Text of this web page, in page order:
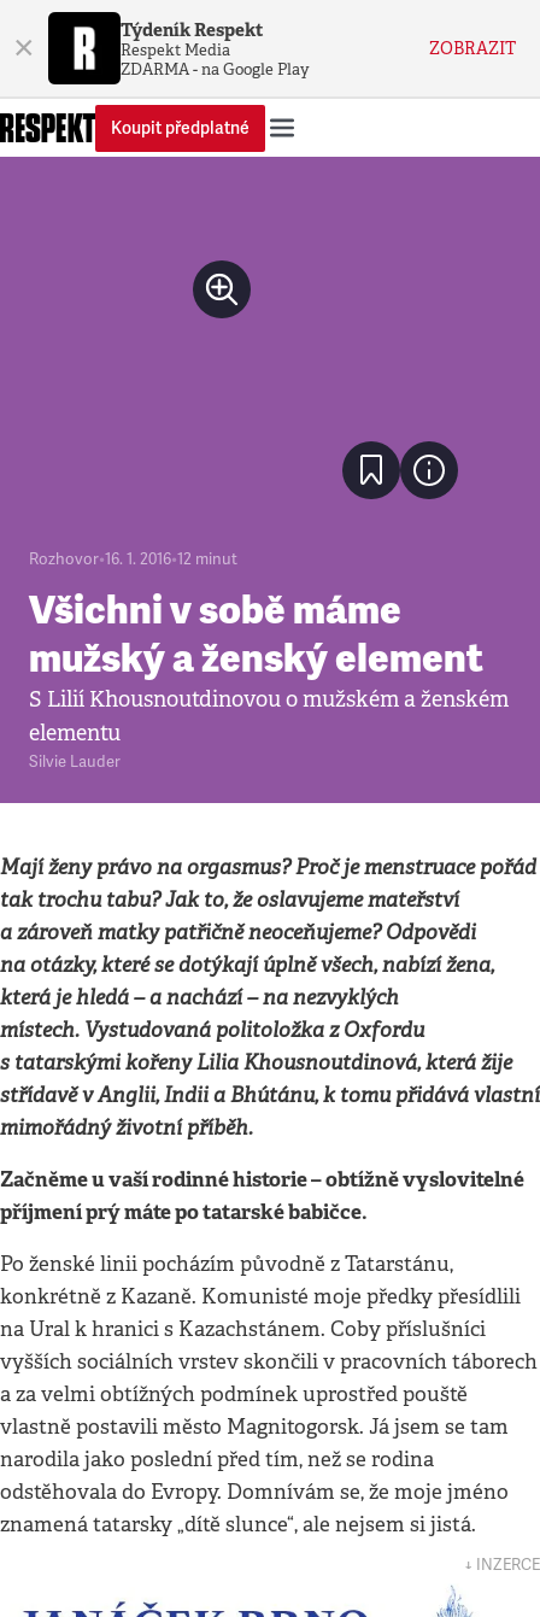
× Týdeník Respekt
Respekt Media
ZDARMA - na Google Play
ZOBRAZIT
Koupit předplatné
Rozhovor•16. 1. 2016•12 minut
Všichni v sobě máme
mužský a ženský element
S Lilií Khousnoutdinovou o mužském a ženském
elementu
Silvie Lauder
Mají ženy právo na orgasmus? Proč je menstruace pořád
tak trochu tabu? Jak to, že oslavujeme mateřství
a zároveň matky patřičně neoceňujeme? Odpovědi
na otázky, které se dotýkají úplně všech, nabízí žena,
která je hledá – a nachází – na nezvyklých
místech. Vystudovaná politoložka z Oxfordu
s tatarskými kořeny Lilia Khousnoutdinová, která žije
střídavě v Anglii, Indii a Bhútánu, k tomu přidává vlastní
mimořádný životní příběh.
Začněme u vaší rodinné historie – obtížně vyslovitelné
příjmení prý máte po tatarské babičce.
Po ženské linii pocházím původně z Tatarstánu,
konkrétně z Kazaně. Komunisté moje předky přesídlili
na Ural k hranici s Kazachstánem. Coby příslušníci
vyšších sociálních vrstev skončili v pracovních táborech
a za velmi obtížných podmínek uprostřed pouště
vlastně postavili město Magnitogorsk. Já jsem se tam
narodila jako poslední před tím, než se rodina
odstěhovala do Evropy. Domnívám se, že moje jméno
znamená tatarsky „dítě slunce“, ale nejsem si jistá.
↓ INZERCE